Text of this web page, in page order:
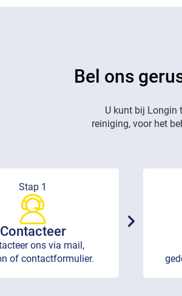
Bel ons
U kunt bij Longin
reiniging, voor het
Stap 1
Contacteer
ons via mail,
of contactformulier.